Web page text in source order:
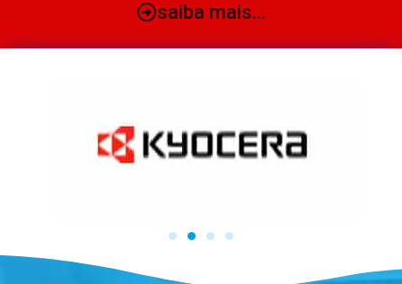
saiba mais...